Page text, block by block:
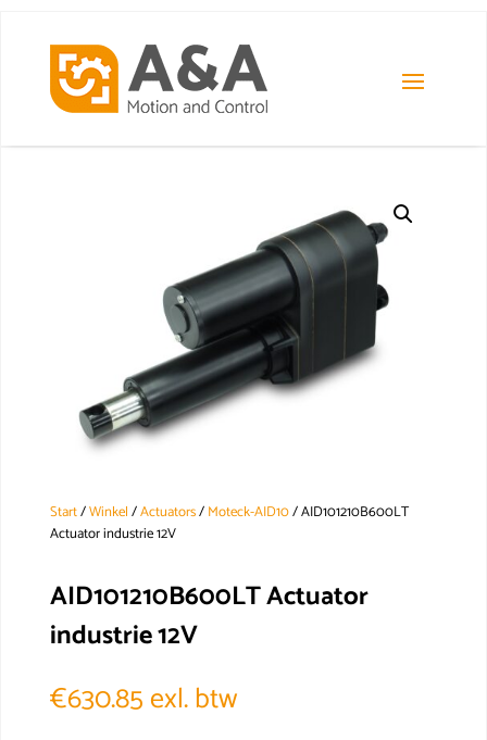
Start/Winkel/Actuators/Moteck-AID10/ AID101210B600LT
Actuator industrie 12V
AID101210B600LT Actuator
industrie 12V
€630.85exl. btw